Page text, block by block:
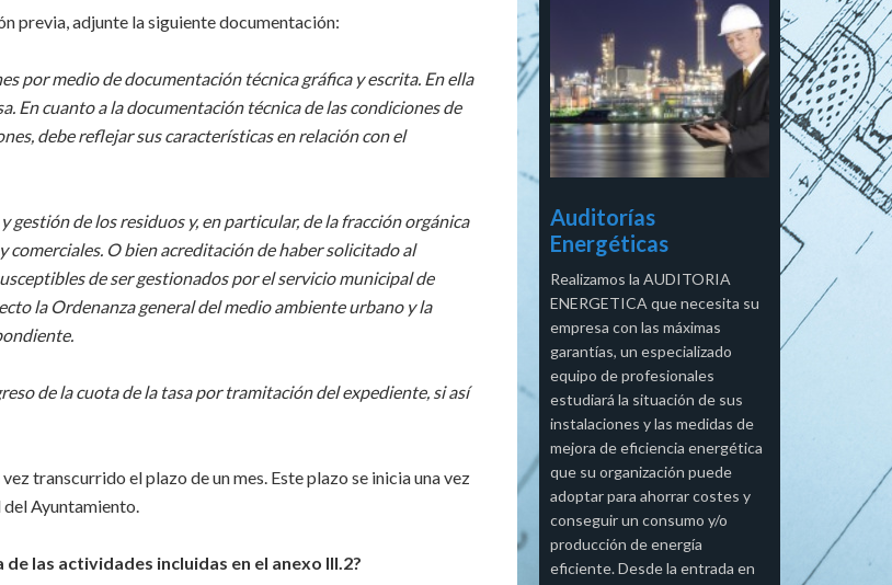
previa, adjunte la siguiente documentación:
por medio de documentación técnica gráfica y escrita. En ella
En cuanto a la documentación técnica de las condiciones de
debe reflejar sus características en relación con el
de los residuos y, en particular, de la fracción orgánica
comerciales. O bien acreditación de haber solicitado al
de ser gestionados por el servicio municipal de
la Ordenanza general del medio ambiente urbano y la
de la cuota de la tasa por tramitación del expediente, si así
transcurrido el plazo de un mes. Este plazo se inicia una vez
Ayuntamiento.
las actividades incluidas en el anexo III.2?
Auditorías
Energéticas
Realizamos la AUDITORIA
ENERGETICA que necesita su
empresa con las máximas
garantías, un especializado
equipo de profesionales
estudiará la situación de sus
instalaciones y las medidas de
mejora de eficiencia energética
que su organización puede
adoptar para ahorrar costes y
conseguir un consumo y/o
producción de energía
eficiente. Desde la entrada en